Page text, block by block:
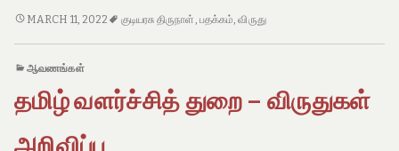
a
m
i
l
N
a
d
குடியரசு
கலந்து
கொள்ள
இயலாத
விருதாளர்களுக்கு
MARCH 11, 2022 குடியரசு திருநாள் , பதக்கம்,விருது
ஆவணங்கள்
தமிழ் வளர்ச்சித் துறை – விருதுகள்